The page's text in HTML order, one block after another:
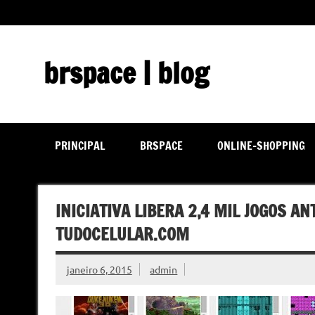
content
brspace | blog
PRINCIPAL BRSPACE ONLINE-SHOPPING
INICIATIVA LIBERA 2,4 MIL JOGOS
TUDOCELULAR.COM
janeiro 6, 2015 admin